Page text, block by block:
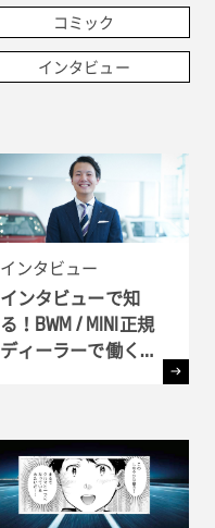
コミック
インタビュー
インタビュー
インタビューで知
る！BWM / MINI正規
ディーラーで働く理